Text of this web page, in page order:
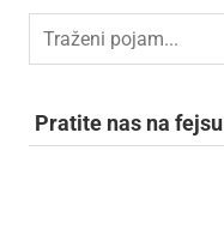
Pratite nas na fejsu